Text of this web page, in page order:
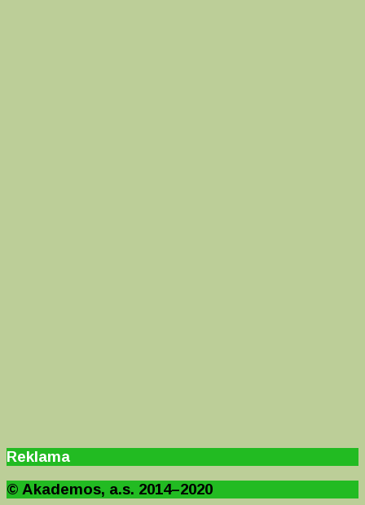
Reklama
© Akademos, a.s. 2014–2020